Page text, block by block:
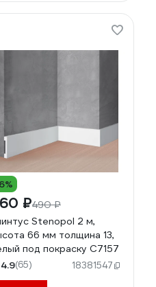
₽490 ₽
Stenopol 2 м,
66 мм толщина 13,
под покраску C7157
4.9(65) 18381547